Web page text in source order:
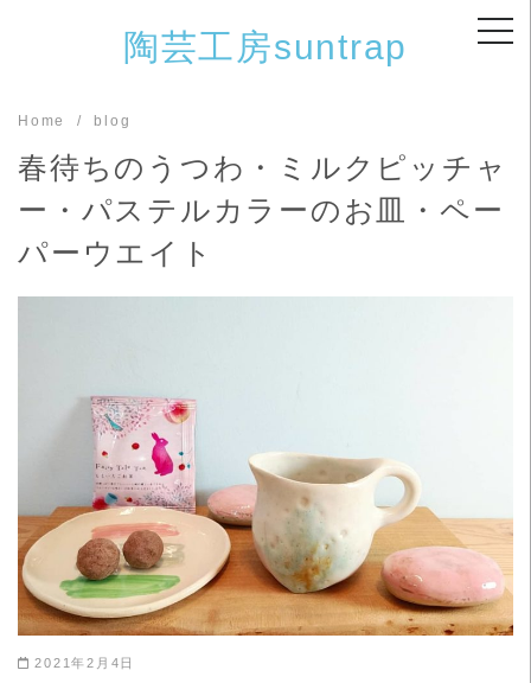
陶芸工房suntrap
Home blog
春待ちのうつわ・ミルクピッチャ
ー・パステルカラーのお皿・ペー
パーウエイト
2021年2月4日